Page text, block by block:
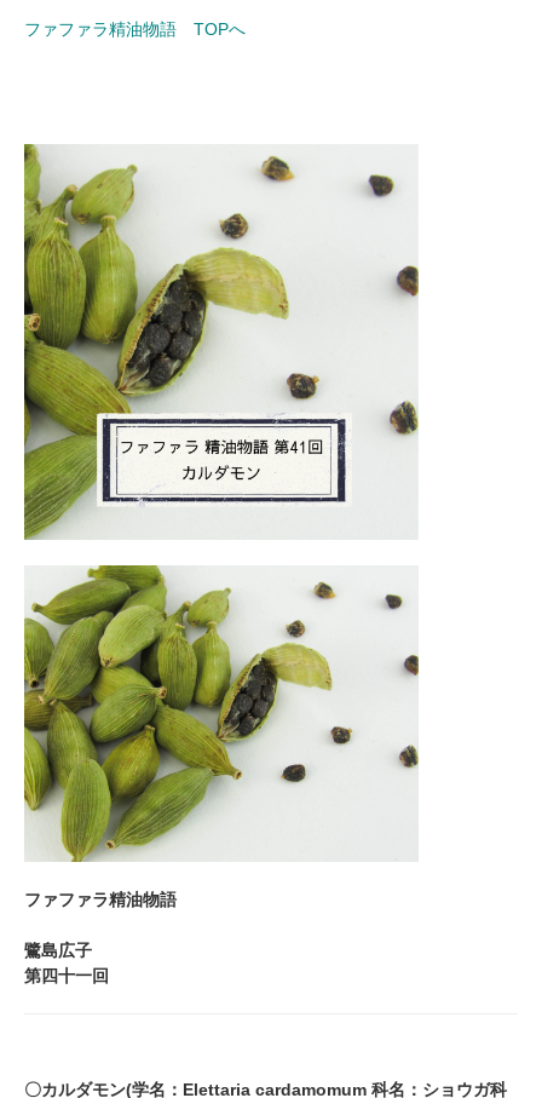
ファファラ精油物語 TOPへ
ファファラ精油物語
鷺島広子
第四十一回
〇カルダモン(学名：Elettaria cardamomum 科名：ショウガ科